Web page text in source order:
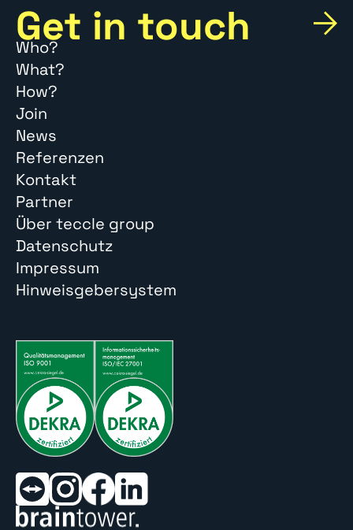
Get in touch
Who?
What?
How?
Join
News
Referenzen
Kontakt
Partner
Über teccle group
Datenschutz
Impressum
Hinweisgebersystem